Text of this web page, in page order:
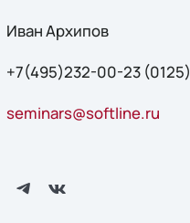
Иван Архипов
+7(495)232-00-23 (0125)
seminars@softline.ru